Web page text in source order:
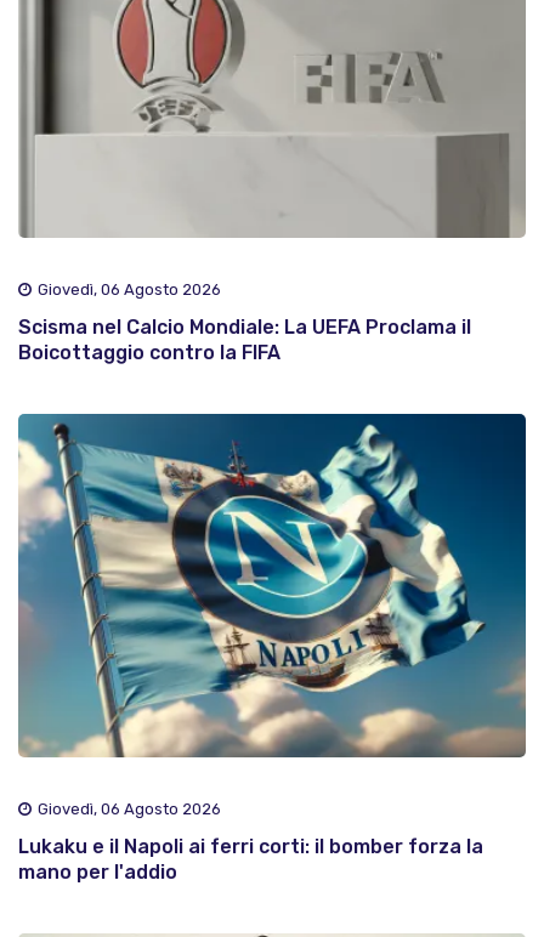
Giovedì, 06 Agosto 2026
Scisma nel Calcio Mondiale: La UEFA Proclama il
Boicottaggio contro la FIFA
Giovedì, 06 Agosto 2026
Lukaku e il Napoli ai ferri corti: il bomber forza la
mano per l'addio